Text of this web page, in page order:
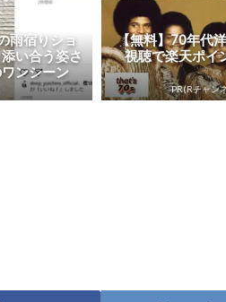
雨宿りショ
い合う姿さ
ンシーン
【無料】70年代
視聴で楽天ポイ
PR(Rチャン